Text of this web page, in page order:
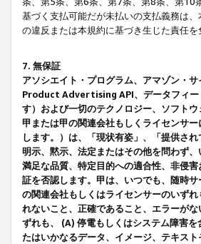
基づく支払可能だが未払いの支払義務は
の違反または本規約に基づき生じた責任
7. 無保証
アソシエイト・プログラム、アマゾン・
Product Advertising API、データフィー
す）および一切のテクノロジー、ソフト
甲または甲の関連会社もしくライセンサ
します。）は、「現状有姿」、「提供さ
明示、黙示、法定またはその他を問わず
満足な品質、特定目的への適合性、非侵
証を否認します。甲は、いつでも、随時
の関連会社もしくはライセンサーのいず
れないこと、正確であること、エラーが
ずれも、 (A) 停電もしくはシステム障害
たはいかなるデータ、イメージ、テキス